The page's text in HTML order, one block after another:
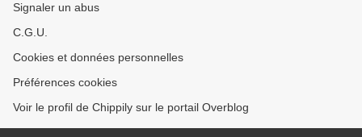
Signaler un abus
C.G.U.
Cookies et données personnelles
Préférences cookies
Voir le profil de Chippily sur le portail Overblog